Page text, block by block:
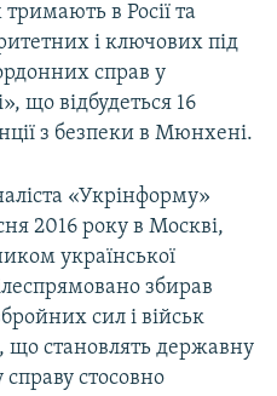
в Росії та
і ключових під
справ у
що відбудеться 16
з безпеки в Мюнхені.
«Укрінформу»
2016 року в Москві,
української
збирав
сил і військ
що становлять державну
стосовно